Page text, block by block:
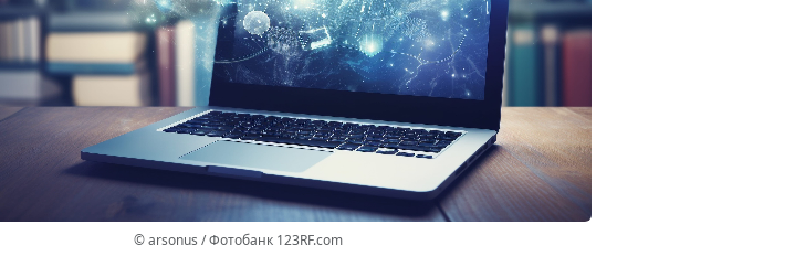
© arsonus / Фотобанк 123RF.com